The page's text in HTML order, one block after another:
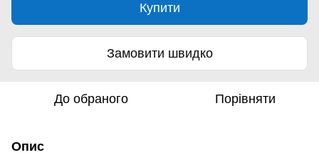
Купити
Замовити швидко
До обраного Порівняти
Опис